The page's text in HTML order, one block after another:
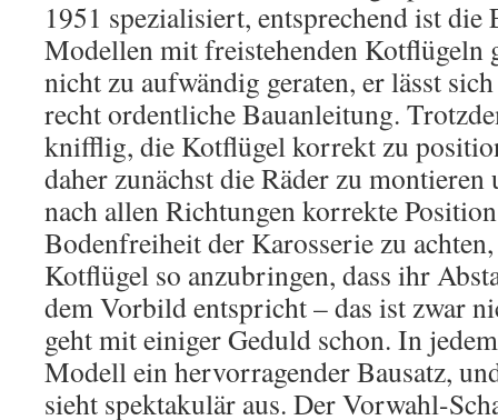
1951 spezialisiert, entsprechend ist
Modellen mit freistehenden Kotflügeln
nicht zu aufwändig geraten, er lässt
recht ordentliche Bauanleitung.
knifflig, die Kotflügel korrekt zu
daher zunächst die Räder zu
nach allen Richtungen korrekte
Bodenfreiheit der Karosserie zu
Kotflügel so anzubringen, dass ihr
dem Vorbild entspricht – das ist zwar
geht mit einiger Geduld schon. In
Modell ein hervorragender Bausatz,
sieht spektakulär aus. Der Vorwahl-